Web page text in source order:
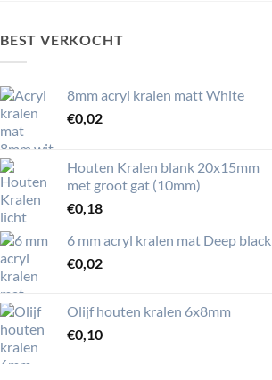
BEST VERKOCHT
8mm acryl kralen matt White
€0,02
Houten Kralen blank 20x15mm
met groot gat (10mm)
€0,18
6 mm acryl kralen mat Deep black
€0,02
Olijf houten kralen 6x8mm
€0,10